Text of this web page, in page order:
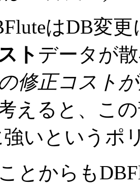
はDB変
ト データが
修正コスト
えると、こ
いというポ
とからも